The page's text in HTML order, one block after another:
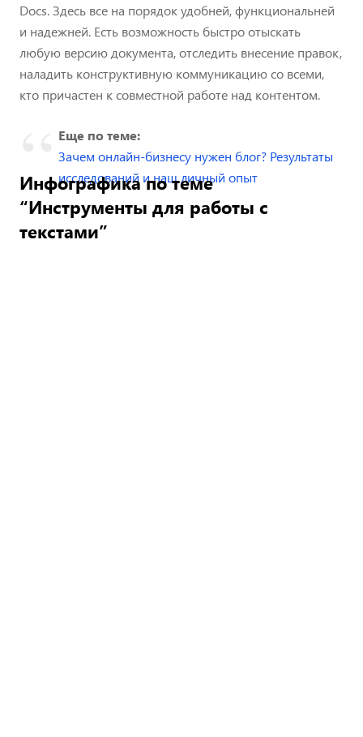
Docs. Здесь все на порядок удобней, функциональней
и надежней. Есть возможность быстро отыскать
любую версию документа, отследить внесение правок,
наладить конструктивную коммуникацию со всеми,
кто причастен к совместной работе над контентом.
Еще по теме:
Зачем онлайн-бизнесу нужен блог? Результаты
исследований и наш личный опыт
Инфографика по теме
“Инструменты для работы с
текстами”